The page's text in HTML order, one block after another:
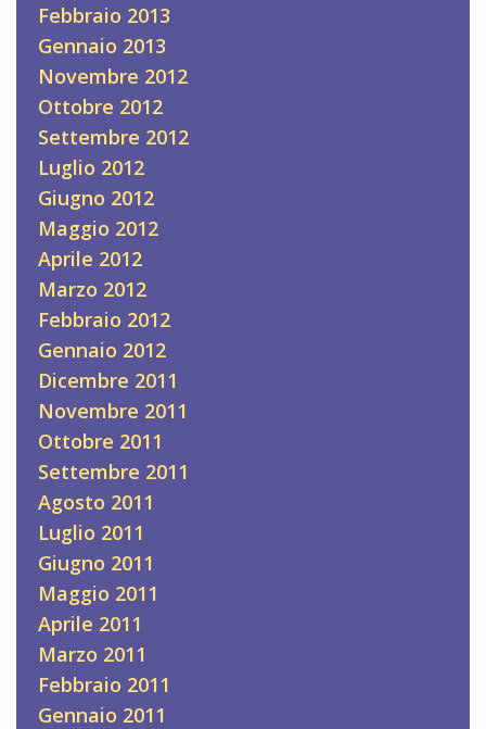
Febbraio 2013
Gennaio 2013
Novembre 2012
Ottobre 2012
Settembre 2012
Luglio 2012
Giugno 2012
Maggio 2012
Aprile 2012
Marzo 2012
Febbraio 2012
Gennaio 2012
Dicembre 2011
Novembre 2011
Ottobre 2011
Settembre 2011
Agosto 2011
Luglio 2011
Giugno 2011
Maggio 2011
Aprile 2011
Marzo 2011
Febbraio 2011
Gennaio 2011